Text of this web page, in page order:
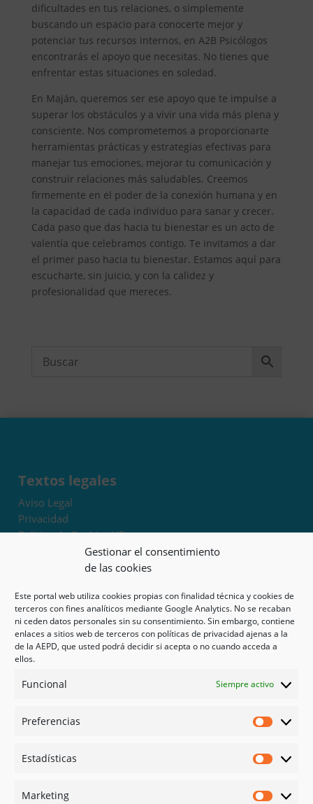
Gestionar el consentimiento
de las cookies
Este portal web utiliza cookies propias con finalidad técnica y cookies de
terceros con fines analíticos mediante Google Analytics. No se recaban
ni ceden datos personales sin su consentimiento. Sin embargo, contiene
enlaces a sitios web de terceros con políticas de privacidad ajenas a la
de la AEPD, que usted podrá decidir si acepta o no cuando acceda a
ellos.
Funcional Siempre activo
Preferencias
Estadísticas
Marketing
dificultades en tus relaciones, o simplemente
buscando un espacio para conocerte mejor y
potenciar tus recursos internos, en A2B Psicólogos
encontrarás el apoyo que necesitas. No tienes que
enfrentar estas situaciones en soledad.
En Maján, queremos ser ese apoyo que te impulse a
superar los obstáculos y a vivir una vida más plena y
consciente. Nos comprometemos a proporcionarte
herramientas prácticas y estrategias efectivas para
manejar tus emociones, mejorar tu comunicación y
construir relaciones más saludables. Creemos
firmemente en el poder de la conexión humana y en
la capacidad de cada individuo para sanar y crecer.
Cada paso que das hacia tu bienestar es un acto de
valentía que celebramos contigo. Te invitamos a dar
el primer paso hacia tu bienestar. Estamos aquí para
escucharte, sin juicio, y con la calidez y
profesionalidad que mereces.
Textos legales
Aviso Legal
Privacidad
Política de Cookies UE
Términos y condiciones
Exoneración de responsabilidad
Mapa del sitio
Mi cuenta
Tienda
Psicología en Murcia
Guías
Redes sociales
Instagram
Linked in